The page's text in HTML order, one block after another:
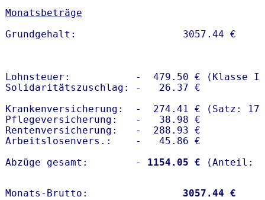
Monatsbeträge
Lohnsteuer:           -  479.50 € (Klasse I)
Solidaritätszuschlag: -   26.37 €
Krankenversicherung:  -  274.41 € (Satz:
Pflegeversicherung:   -   38.98 €
Rentenversicherung:   -  288.93 €
Arbeitslosenvers.:    -   45.86 €
Abzüge gesamt:        -
1154.05 €
Monats-Brutto: 3057.44 €